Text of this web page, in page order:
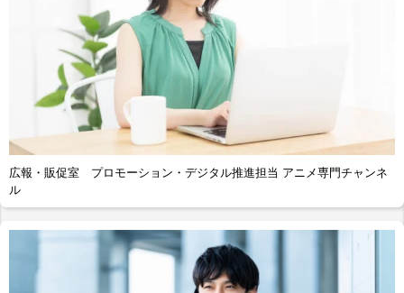
広報・販促室 プロモーション・デジタル推進担当 アニメ専門チャンネ
ル